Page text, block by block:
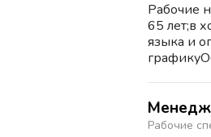
Рабочие
65 лет;в
языка и
Рабочие